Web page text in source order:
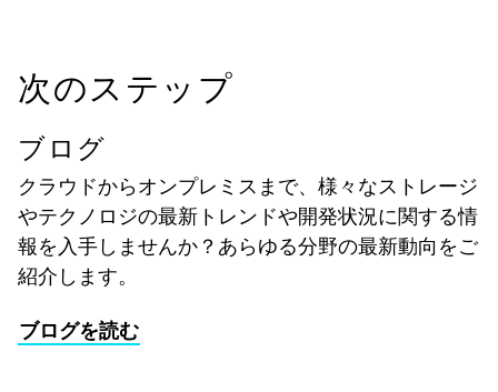
次のステップ
ブログ
クラウドからオンプレミスまで、様々なストレージ
やテクノロジの最新トレンドや開発状況に関する情
報を入手しませんか？あらゆる分野の最新動向をご
紹介します。
ブログを読む